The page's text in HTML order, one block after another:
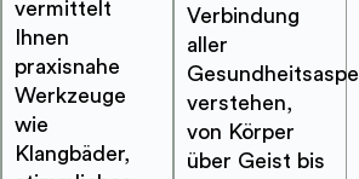
vermittelt
Ihnen
praxisnahe
Werkzeuge
wie
Klangbäder,
Verbindung
aller
verstehen,
von Körper
über Geist bis